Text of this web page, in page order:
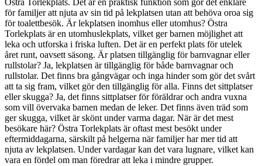
Östra Torlekplats. Det är en praktisk funktion som gör det enklare
för familjer att njuta av sin tid på lekplatsen utan att behöva oroa sig
för toalettbesök. Är lekplatsen inomhus eller utomhus? Östra
Torlekplats är en utomhuslekplats, vilket ger barnen möjlighet att
leka och utforska i friska luften. Det är en perfekt plats för utelek
året runt, oavsett säsong. Är platsen tillgänglig för barnvagnar eller
rullstolar? Ja, lekplatsen är tillgänglig för både barnvagnar och
rullstolar. Det finns bra gångvägar och inga hinder som gör det svårt
att ta sig fram, vilket gör den tillgänglig för alla. Finns det sittplatser
eller skugga? Ja, det finns sittplatser för föräldrar och andra vuxna
som vill övervaka barnen medan de leker. Det finns även träd som
ger skugga, vilket är skönt under varma dagar. När är det mest
besökare här? Östra Torlekplats är oftast mest besökt under
eftermiddagarna, särskilt på helgerna när familjer har mer tid att
njuta av lekplatsen. Under vardagar kan det vara lugnare, vilket kan
vara en fördel om man föredrar att leka i mindre grupper.